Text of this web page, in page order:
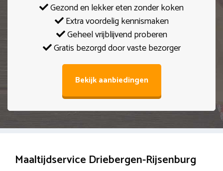
Gezond en lekker eten zonder koken
Extra voordelig kennismaken
Geheel vrijblijvend proberen
Gratis bezorgd door vaste bezorger
Bekijk aanbiedingen
Maaltijdservice Driebergen-Rijsenburg